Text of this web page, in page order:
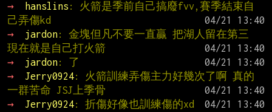
→
hanslins : 火箭是季前自己搞廢fvv,賽季結束自
己弄傷kd
→
jardon: 金塊但凡不要一直贏 把湖人留在第三
現在就是自己打火箭
→
jardon: 了
→
Jerry0924: 火箭訓練弄傷主力好幾次了啊 真的
一群苦命 JSJ上季骨
→
Jerry0924: 折傷好像也訓練傷的xd